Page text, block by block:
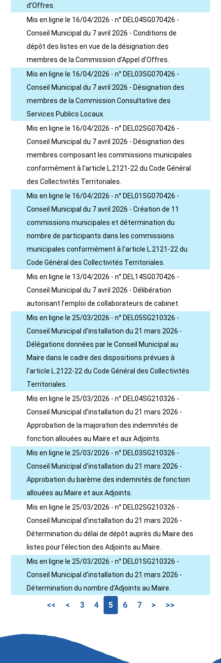
d’Offres.
Mis en ligne le 16/04/2026 - n° DEL04SG070426 -
Conseil Municipal du 7 avril 2026 - Conditions de
dépôt des listes en vue de la désignation des
membres de la Commission d’Appel d’Offres.
Mis en ligne le 16/04/2026 - n° DEL03SG070426 -
Conseil Municipal du 7 avril 2026 - Désignation des
membres de la Commission Consultative des
Services Publics Locaux.
Mis en ligne le 16/04/2026 - n° DEL02SG070426 -
Conseil Municipal du 7 avril 2026 - Désignation des
membres composant les commissions municipales
conformément à l’article L.2121-22 du Code Général
des Collectivités Territoriales.
Mis en ligne le 16/04/2026 - n° DEL01SG070426 -
Conseil Municipal du 7 avril 2026 - Création de 11
commissions municipales et détermination du
nombre de participants dans les commissions
municipales conformément à l’article L.2121-22 du
Code Général des Collectivités Territoriales.
Mis en ligne le 13/04/2026 - n° DEL14SG070426 -
Conseil Municipal du 7 avril 2026 - Délibération
autorisant l’emploi de collaborateurs de cabinet.
Mis en ligne le 25/03/2026 - n° DEL05SG210326 -
Conseil Municipal d'installation du 21 mars 2026 -
Délégations données par le Conseil Municipal au
Maire dans le cadre des dispositions prévues à
l’article L.2122-22 du Code Général des Collectivités
Territoriales.
Mis en ligne le 25/03/2026 - n° DEL04SG210326 -
Conseil Municipal d'installation du 21 mars 2026 -
Approbation de la majoration des indemnités de
fonction allouées au Maire et aux Adjoints.
Mis en ligne le 25/03/2026 - n° DEL03SG210326 -
Conseil Municipal d'installation du 21 mars 2026 -
Approbation du barème des indemnités de fonction
allouées au Maire et aux Adjoints.
Mis en ligne le 25/03/2026 - n° DEL02SG210326 -
Conseil Municipal d'installation du 21 mars 2026 -
Détermination du délai de dépôt auprès du Maire des
listes pour l’élection des Adjoints au Maire.
Mis en ligne le 25/03/2026 - n° DEL01SG210326 -
Conseil Municipal d'installation du 21 mars 2026 -
Détermination du nombre d’Adjoints au Maire.
<< < 3 4 5 6 7 > >>